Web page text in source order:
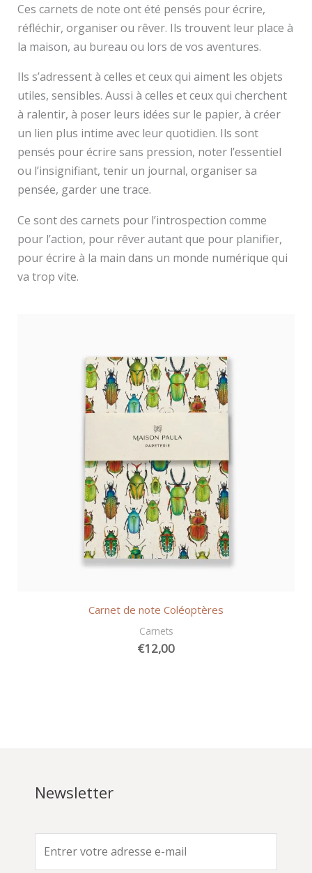
Ces carnets de note ont été pensés pour écrire,
réfléchir, organiser ou rêver. Ils trouvent leur place à
la maison, au bureau ou lors de vos aventures.
Ils s’adressent à celles et ceux qui aiment les objets
utiles, sensibles. Aussi à celles et ceux qui cherchent
à ralentir, à poser leurs idées sur le papier, à créer
un lien plus intime avec leur quotidien. Ils sont
pensés pour écrire sans pression, noter l’essentiel
ou l’insignifiant, tenir un journal, organiser sa
pensée, garder une trace.
Ce sont des carnets pour l’introspection comme
pour l’action, pour rêver autant que pour planifier,
pour écrire à la main dans un monde numérique qui
va trop vite.
Carnet de note Coléoptères
Carnets
€12,00
Newsletter